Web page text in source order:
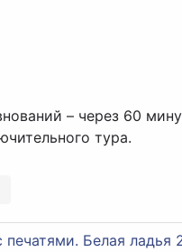
– через 60
тура.
Белая ладья